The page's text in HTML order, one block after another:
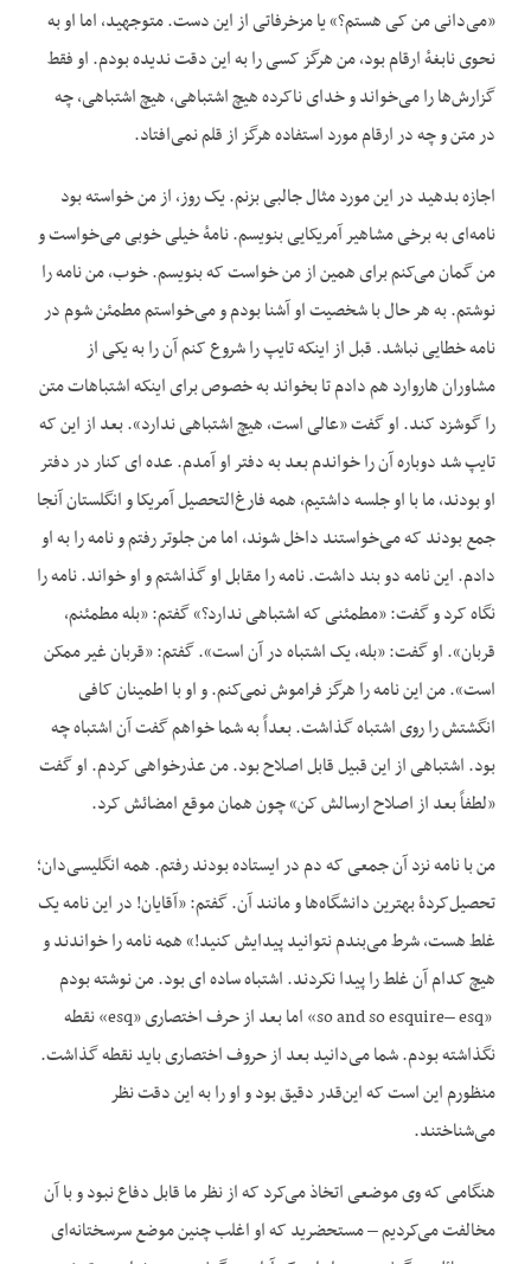
«می‌دانی من کی هستم؟» یا مزخرفاتی از این دست. متوجهید، اما او به
نحوی نابغهٔ ارقام بود، من هرگز کسی را به این دقت ندیده بودم. او فقط
گزارش‌ها را می‌خواند و خدای ناکرده هیچ اشتباهی، هیچ اشتباهی، چه
در متن و چه در ارقام مورد استفاده هرگز از قلم نمی‌افتاد.
اجازه بدهید در این مورد مثال جالبی بزنم. یک روز، از من خواسته بود
نامه‌ای به برخی مشاهیر آمریکایی بنویسم. نامهٔ خیلی خوبی می‌خواست و
من گمان می‌کنم برای همین از من خواست که بنویسم. خوب، من نامه را
نوشتم. به هر حال با شخصیت او آشنا بودم و می‌خواستم مطمئن شوم در
نامه خطایی نباشد. قبل از اینکه تایپ را شروع کنم آن را به یکی از
مشاوران هاروارد هم دادم تا بخواند به خصوص برای اینکه اشتباهات متن
را گوشزد کند. او گفت «عالی است، هیچ اشتباهی ندارد». بعد از این که
تایپ شد دوباره آن را خواندم بعد به دفتر او آمدم. عده ای کنار در دفتر
او بودند، ما با او جلسه داشتیم، همه فارغ‌التحصیل آمریکا و انگلستان آنجا
جمع بودند که می‌خواستند داخل شوند، اما من جلوتر رفتم و نامه را به او
دادم. این نامه دو بند داشت. نامه را مقابل او گذاشتم و او خواند. نامه را
نگاه کرد و گفت: «مطمئنی که اشتباهی ندارد؟» گفتم: «بله مطمئنم،
قربان». او گفت: «بله، یک اشتباه در آن است». گفتم: «قربان غیر ممکن
است». من این نامه را هرگز فراموش نمی‌کنم. و او با اطمینان کافی
انگشتش را روی اشتباه گذاشت. بعداً به شما خواهم گفت آن اشتباه چه
بود. اشتباهی از این قبیل قابل اصلاح بود. من عذرخواهی کردم. او گفت
«لطفاً بعد از اصلاح ارسالش کن» چون همان موقع امضائش کرد.
من با نامه نزد آن جمعی که دم در ایستاده بودند رفتم. همه انگلیسی‌دان؛
تحصیل‌کردهٔ بهترین دانشگاه‌ها و مانند آن. گفتم: «آقایان! در این نامه یک
غلط هست، شرط می‌بندم نتوانید پیدایش کنید!» همه نامه را خواندند و
هیچ کدام آن غلط را پیدا نکردند. اشتباه ساده ای بود. من نوشته بودم
«so and so esquire– esq» اما بعد از حرف اختصاری «esq» نقطه
نگذاشته بودم. شما می‌دانید بعد از حروف اختصاری باید نقطه گذاشت.
منظورم این است که این‌قدر دقیق بود و او را به این دقت نظر
می‌شناختند.
هنگامی که وی موضعی اتخاذ می‌کرد که از نظر ما قابل دفاع نبود و با آن
مخالفت می‌کردیم – مستحضرید که او اغلب چنین موضع سرسختانه‌ای